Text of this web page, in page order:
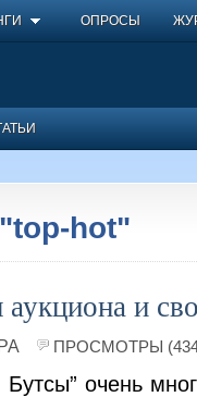
ОПРОСЫ
hot"
и
ПРОСМОТРЫ
Бутсы” очень